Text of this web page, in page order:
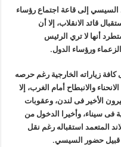
إلى قاعة اجتماع رؤساء
قائد الانقلاب، إلا أن
أنها لا تري الرئيس
ورؤساء الدول.
زياراته الخارجية رغم حرصه
والانبطاح أمام الغرب، إلا
الأخير فى لندن، وعقوبات
فى سيناء، وأخيرا الدخول من
المتعمد استقباله رغم نقل
قبيل حضور السيسي.